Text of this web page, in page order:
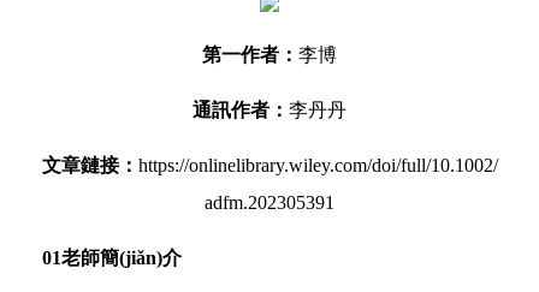
第一作者： 李博
通訊作者 ： 李丹丹
文章鏈接： https://onlinelibrary.wiley.com/doi/full/10.1002/
adfm.202305391
01老師簡(jiǎn)介